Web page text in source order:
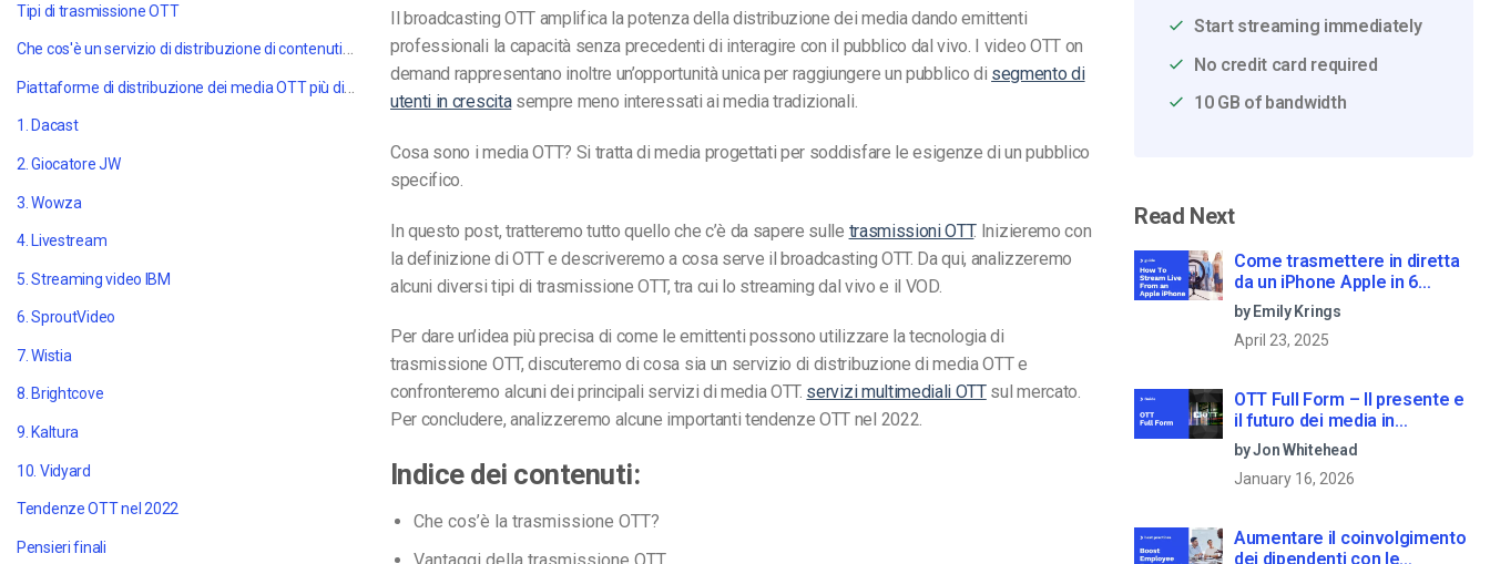
Tipi di trasmissione OTT
Che cos'è un servizio di distribuzione di contenuti multimediali OTT?
1. Dacast
2. Giocatore JW
3. Wowza
4. Livestream
5. Streaming video IBM
6. SproutVideo
7. Wistia
8. Brightcove
9. Kaltura
10. Vidyard
Tendenze OTT nel2022
Pensieri finali
Il broadcasting OTT amplifica la potenza della distribuzione dei media dandoemittenti
professionali la capacità senza precedenti di interagire con il pubblico dal vivo. I video OTT on
demand rappresentano inoltre un’opportunità unica per raggiungere un pubblico di segmento di
utenti in crescitasempre meno interessati ai media tradizionali.
Cosa sono i media OTT? Si tratta di media progettati per soddisfare le esigenze di un pubblico
specifico.
In questo post, tratteremo tutto quello che c’è da sapere sulle trasmissioni OTT. Inizieremo con
la definizione di OTT e descriveremo a cosa serve il broadcasting OTT. Da qui, analizzeremo
alcuni diversi tipi di trasmissione OTT, tra cui lo streaming dal vivo e il VOD.
Per dare un’idea più precisa di come le emittenti possono utilizzare la tecnologia di
trasmissione OTT, discuteremo di cosa sia un servizio di distribuzione di media OTT e
confronteremo alcuni dei principali servizi di media OTT. servizi multimediali OTTsul mercato.
Per concludere, analizzeremo alcune importanti tendenze OTT nel 2022.
Indice dei contenuti:
Che cos’è la trasmissione OTT?
Vantaggi della trasmissione OTT
Start streaming immediately
No credit card required
10 GB of bandwidth
Read Next
Come trasmettere in diretta
da un iPhone Apple in 6
semplici passi
by Emily Krings
April 23, 2025
OTT Full Form – Il presente e
il futuro dei media in
streaming
by Jon Whitehead
January 16, 2026
Aumentare il coinvolgimento
dei dipendenti con le